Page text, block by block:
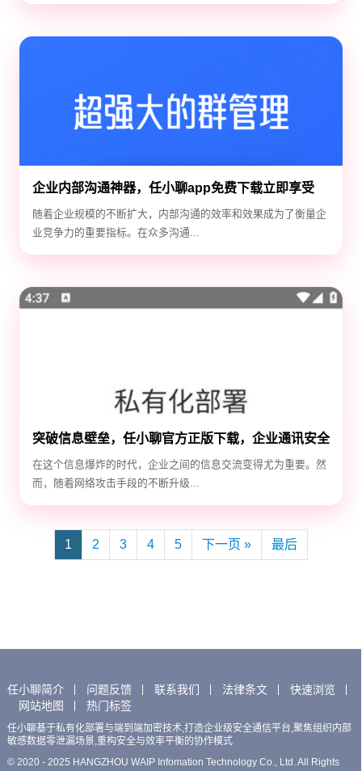
企业内部沟通神器，任小聊app免费下载立即享受
随着企业规模的不断扩大，内部沟通的效率和效果成为了衡量企
业竞争力的重要指标。在众多沟通...
突破信息壁垒，任小聊官方正版下载，企业通讯安全
升级
在这个信息爆炸的时代，企业之间的信息交流变得尤为重要。然
而，随着网络攻击手段的不断升级...
1 2 3 4 5 下一页 » 最后
任小聊简介 问题反馈 联系我们 法律条文
快速浏览
网站地图
热门标签
任小聊基于私有化部署与端到端加密技术,打造企业级安全通信平台,聚焦组织内部
敏感数据零泄漏场景,重构安全与效率平衡的协作模式
© 2020 - 2025 HANGZHOU WAIP Infomation Technology Co., Ltd. All Rights